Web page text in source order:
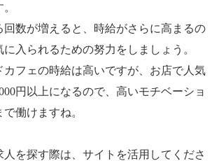
回数が増えると、時給がさらに高まるの
入られるための努力をしましょう。
カフェの時給は高いですが、お店で人気
円以上になるので、高いモチベーショ
働けますね。
人を探す際は、サイトを活用してくださ